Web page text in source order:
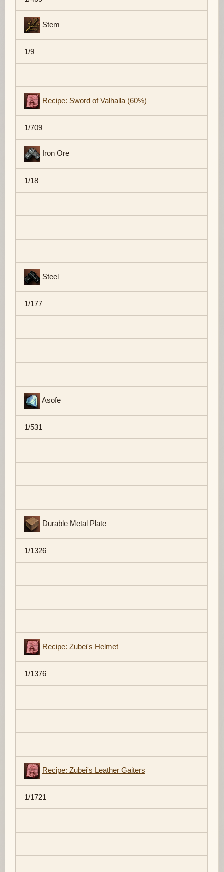
Stem
1/9
Recipe: Sword of Valhalla (60%)
1/709
Iron Ore
1/18
Steel
1/177
Asofe
1/531
Durable Metal Plate
1/1326
Recipe: Zubei's Helmet
1/1376
Recipe: Zubei's Leather Gaiters
1/1721